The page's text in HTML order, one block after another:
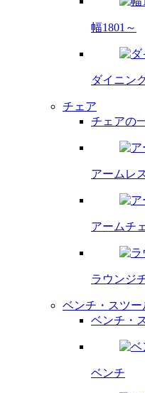
幅1801～
ダイニン
チェア
チェアの
アームレ
アームチ
ラウンジ
ベンチ・スツー
ベンチ・
ベンチ